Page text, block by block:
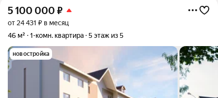
5 100 000 ₽
от 24 431 ₽ в месяц
46 м²
1-комн. квартира 5 этаж из 5
новостройка